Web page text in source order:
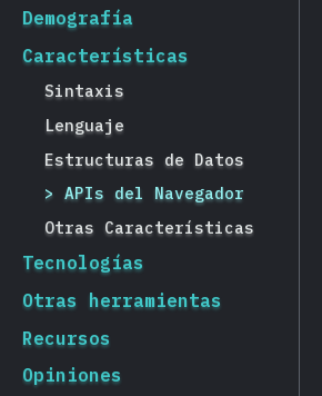
Demografía
Características
Sintaxis
Lenguaje
Estructuras de Datos
APIs del Navegador
Otras Características
Tecnologías
Otras herramientas
Recursos
Opiniones